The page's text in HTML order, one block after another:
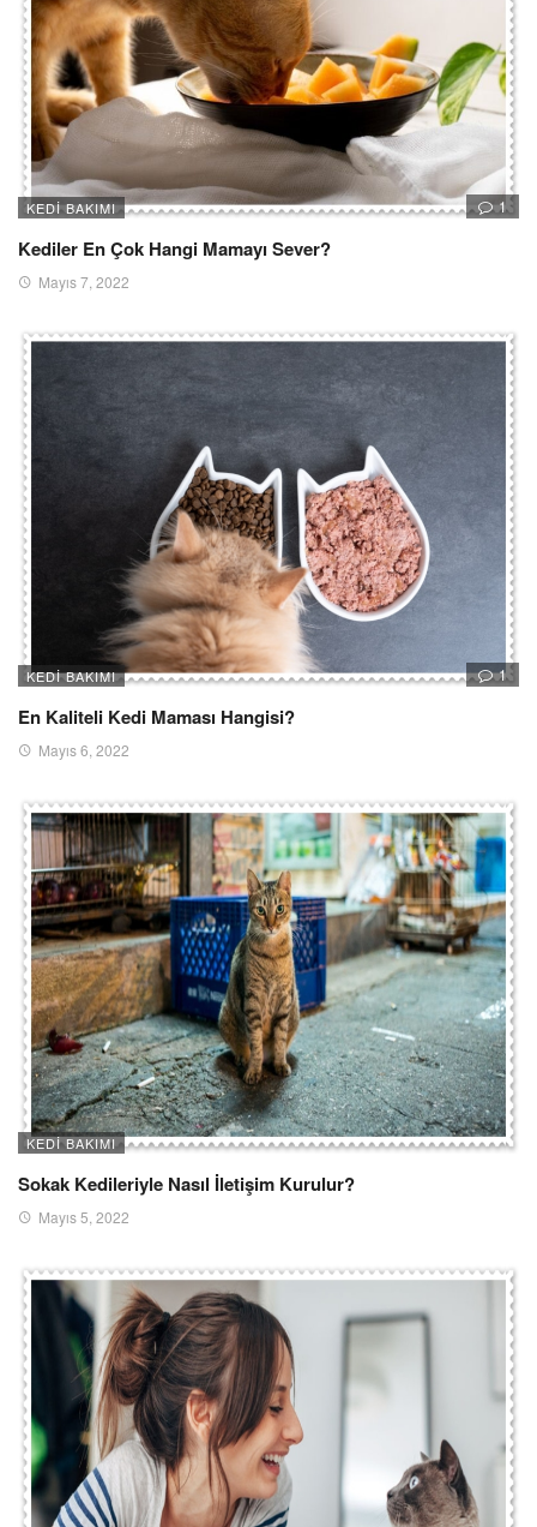
KEDI BAKIMI 1
Kediler En Çok Hangi Mamayı Sever?
Mayıs 7, 2022
KEDI BAKIMI 1
En Kaliteli Kedi Maması Hangisi?
Mayıs 6, 2022
KEDI BAKIMI
Sokak Kedileriyle Nasıl İletişim Kurulur?
Mayıs 5, 2022